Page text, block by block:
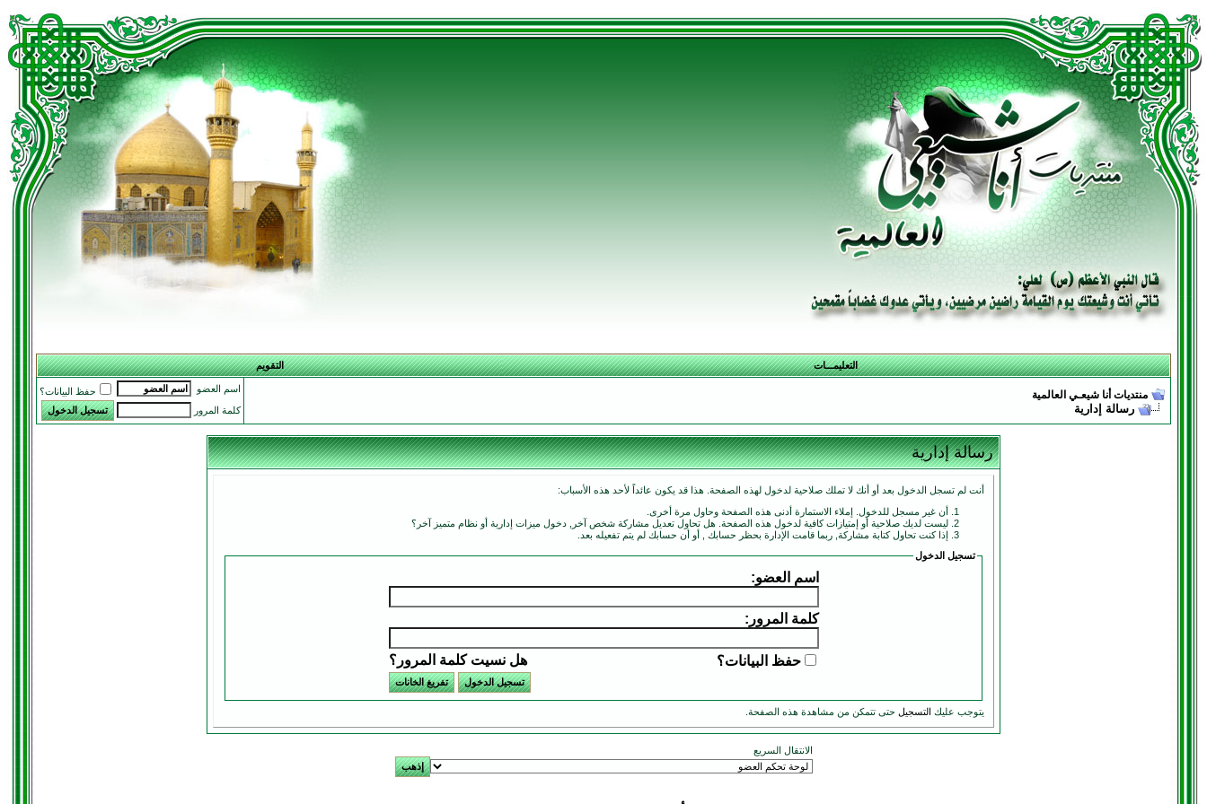
التعليمـــات التقويم
منتديات أنا شيعـي العالمية
رسالة إدارية
اسم العضو
حفظ البيانات؟
كلمة المرور
رسالة إدارية
أنت لم تسجل الدخول بعد أو أنك لا تملك صلاحية لدخول لهذه الصفحة. هذا قد يكون عائداً لأحد هذه الأسباب:
أن غير مسجل للدخول. إملاء الاستمارة أدنى هذه الصفحة وحاول مرة أخرى.
ليست لديك صلاحية أو إمتيازات كافية لدخول هذه الصفحة. هل تحاول تعديل مشاركة شخص آخر, دخول ميزات إدارية أو نظام متميز آخر؟
إذا كنت تحاول كتابة مشاركة, ربما قامت الإدارة بحظر حسابك , أو أن حسابك لم يتم تفعيله بعد.
تسجيل الدخول
اسم العضو:
كلمة المرور:
هل نسيت كلمة المرور؟ حفظ البيانات؟
يتوجب عليك التسجيل حتى تتمكن من مشاهدة هذه الصفحة.
الانتقال السريع